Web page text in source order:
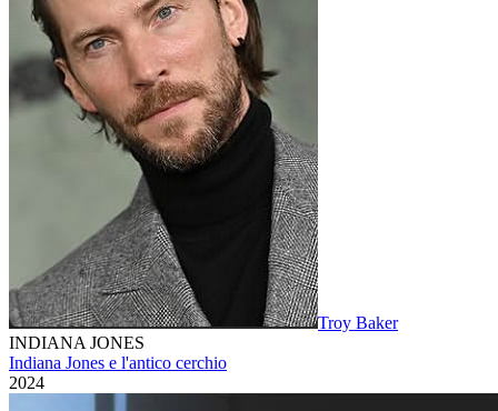
Troy Baker
INDIANA JONES
Indiana Jones e l'antico cerchio
2024